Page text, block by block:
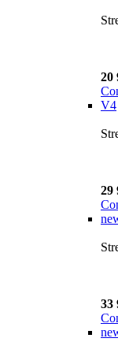
20
V4
29
33